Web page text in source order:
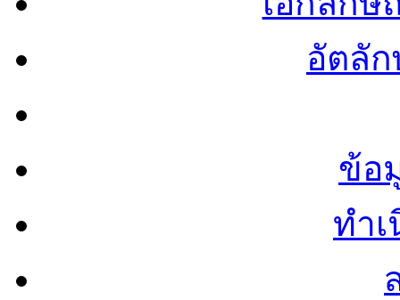
อัตลั
ข้อ
ทำ